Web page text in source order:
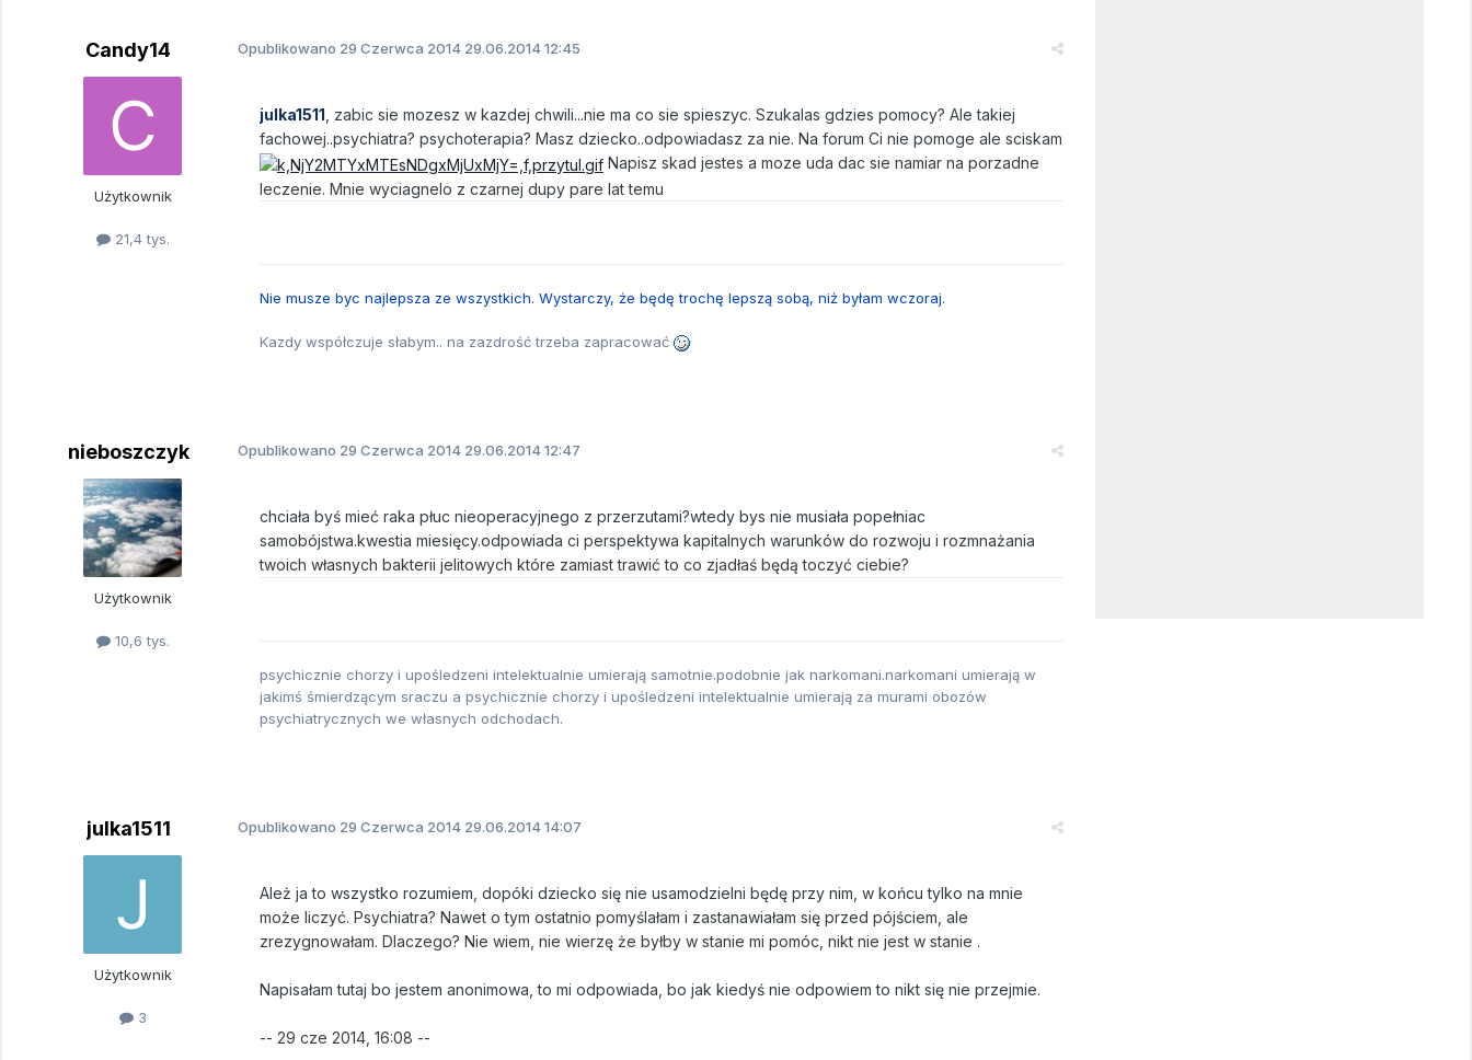
Candy14
Użytkownik
21,4 tys.
Opublikowano 29 Czerwca 2014 29.06.2014 12:45
julka1511 , zabic sie mozesz w kazdej chwili...nie ma co sie spieszyc. Szukalas gdzies pomocy? Ale takiej
fachowej..psychiatra? psychoterapia? Masz dziecko..odpowiadasz za nie. Na forum Ci nie pomoge ale sciskam
Napisz skad jestes a moze uda dac sie namiar na porzadne
leczenie. Mnie wyciagnelo z czarnej dupy pare lat temu
Nie musze byc najlepsza ze wszystkich. Wystarczy, że będę trochę lepszą sobą, niż byłam wczoraj.
Kazdy współczuje słabym.. na zazdrość trzeba zapracować
nieboszczyk
Użytkownik
10,6 tys.
Opublikowano 29 Czerwca 2014 29.06.2014 12:47
chciała byś mieć raka płuc nieoperacyjnego z przerzutami?wtedy bys nie musiała popełniac
samobójstwa.kwestia miesięcy.odpowiada ci perspektywa kapitalnych warunków do rozwoju i rozmnażania
twoich własnych bakterii jelitowych które zamiast trawić to co zjadłaś będą toczyć ciebie?
psychicznie chorzy i upośledzeni intelektualnie umierają samotnie.podobnie jak narkomani.narkomani umierają w
jakimś śmierdzącym sraczu a psychicznie chorzy i upośledzeni intelektualnie umierają za murami obozów
psychiatrycznych we własnych odchodach.
julka1511
Użytkownik
3
Opublikowano 29 Czerwca 2014 29.06.2014 14:07
Ależ ja to wszystko rozumiem, dopóki dziecko się nie usamodzielni będę przy nim, w końcu tylko na mnie
może liczyć. Psychiatra? Nawet o tym ostatnio pomyślałam i zastanawiałam się przed pójściem, ale
zrezygnowałam. Dlaczego? Nie wiem, nie wierzę że byłby w stanie mi pomóc, nikt nie jest w stanie .
Napisałam tutaj bo jestem anonimowa, to mi odpowiada, bo jak kiedyś nie odpowiem to nikt się nie przejmie.
-- 29 cze 2014, 16:08 --